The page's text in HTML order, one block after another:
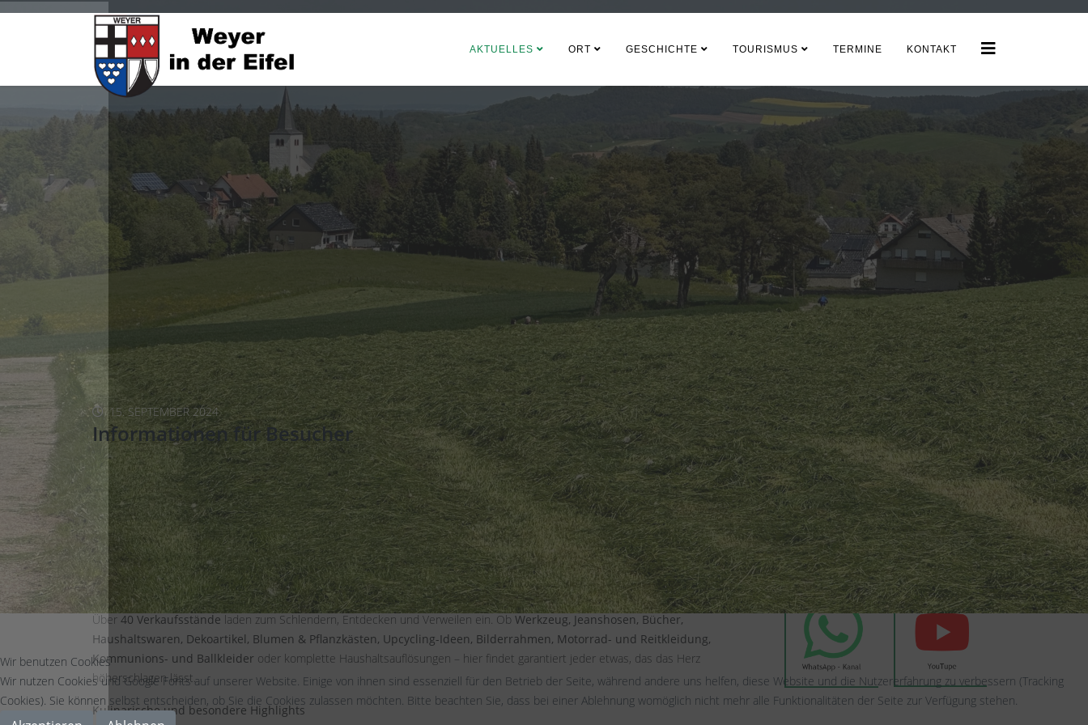
AKTUELLES ORT GESCHICHTE TOURISMUS TERMINE KONTAKT
15. SEPTEMBER 2024
Informationen für Besucher
Dorftrödel am 27.09.2026 in Weyer
Von 10 bis 16 Uhr – Ein ganzer Tag voller Schätze, Begegnungen und guter Stimmung
Am Sonntag, den 27. September 2026 , verwandelt sich Weyer erneut in ein wahres Paradies für Schatzsucher, Sammler und alle, die
Freude am Stöbern haben. DerDorftrödel hat sich in den vergangenen Jahren zu einem festen Termin im Kalender entwickelt –
beliebt bei Ausstellern und Gästen gleichermaßen.
Über 40 Verkaufsstände laden zum Schlendern, Entdecken und Verweilen ein. Ob Werkzeug, Jeanshosen, Bücher,
Haushaltswaren, Dekoartikel, Blumen & Pflanzkästen, Upcycling-Ideen, Bilderrahmen, Motorrad- und Reitkleidung,
Kommunions- und Ballkleider oder komplette Haushaltsauflösungen – hier findet garantiert jeder etwas, das das Herz
höherschlagen lässt.
Kulinarische und besondere Highlights
Wetter Weyer
Weyer auf Social Media
Wir benutzen Cookies
Wir nutzen Cookies und Google Fonts auf unserer Website. Einige von ihnen sind essenziell für den Betrieb der Seite, während andere uns helfen, diese Website und die Nutzererfahrung zu verbessern (Tracking
Cookies). Sie können selbst entscheiden, ob Sie die Cookies zulassen möchten. Bitte beachten Sie, dass bei einer Ablehnung womöglich nicht mehr alle Funktionalitäten der Seite zur Verfügung stehen.